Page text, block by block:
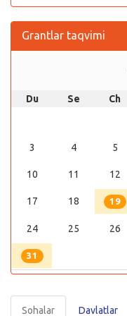
Grantlar taqvimi
Du Se Ch
3 4 5
10 11 12
17 18 19
24 25 26
31
Sohalar Davlatlar